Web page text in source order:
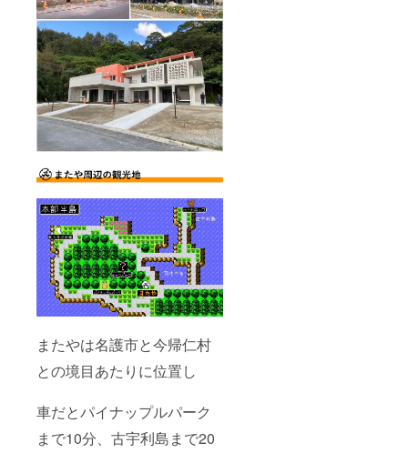
またやは名護市と今帰仁村
との境目あたりに位置し
車だとパイナップルパーク
まで10分、古宇利島まで20